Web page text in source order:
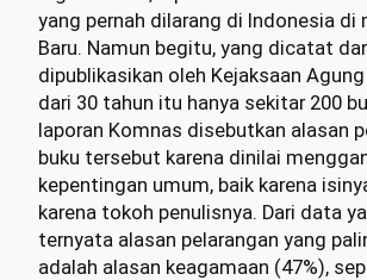
yang pernah dilarang di Indonesia di
Baru. Namun begitu, yang dicatat
dipublikasikan oleh Kejaksaan
dari 30 tahun itu hanya sekitar 200
laporan Komnas disebutkan alasan
buku tersebut karena dinilai
kepentingan umum, baik karena
karena tokoh penulisnya. Dari data
ternyata alasan pelarangan yang
adalah alasan keagamaan (47%),